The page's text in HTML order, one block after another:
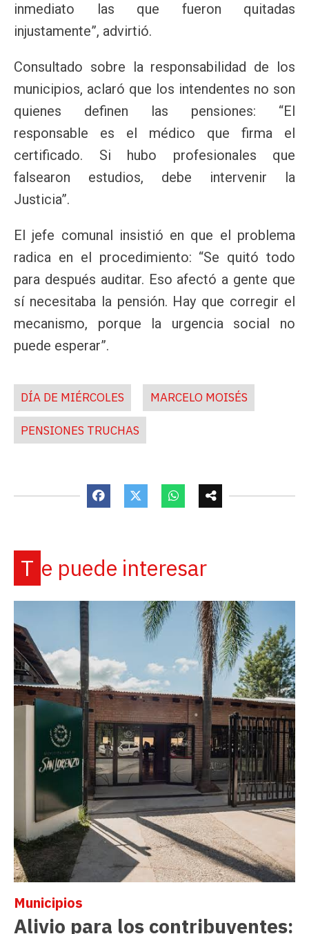
inmediato las que fueron quitadas
injustamente”, advirtió.
Consultado sobre la responsabilidad de los
municipios, aclaró que los intendentes no son
quienes definen las pensiones: “El
responsable es el médico que firma el
certificado. Si hubo profesionales que
falsearon estudios, debe intervenir la
Justicia”.
El jefe comunal insistió en que el problema
radica en el procedimiento: “Se quitó todo
para después auditar. Eso afectó a gente que
sí necesitaba la pensión. Hay que corregir el
mecanismo, porque la urgencia social no
puede esperar”.
DÍA DE MIÉRCOLES MARCELO MOISÉS
PENSIONES TRUCHAS
Te puede interesar
Alivio para los contribuyentes:
Municipios